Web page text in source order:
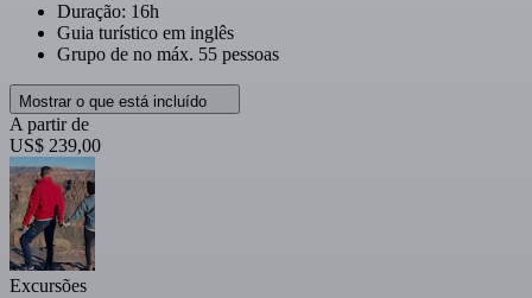
Duração: 16h
Guia turístico em inglês
Grupo de no máx. 55 pessoas
Mostrar o que está incluído
A partir de
US$ 239,00
Excursões